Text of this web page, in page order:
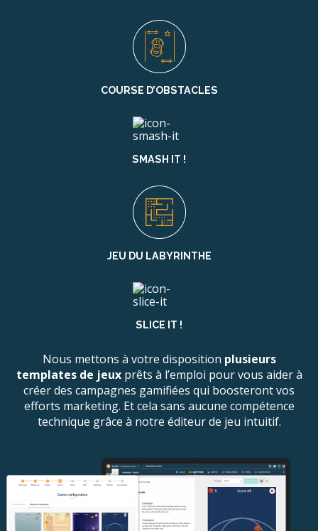
COURSE D’OBSTACLES
SMASH IT !
JEU DU LABYRINTHE
SLICE IT !
Nous mettons à votre disposition plusieurs
templates de jeuxprêts à l’emploi pour vous aider à
créer des campagnes gamifiées qui boosteront vos
efforts marketing. Et cela sans aucune compétence
technique grâce à notre éditeur de jeu intuitif.